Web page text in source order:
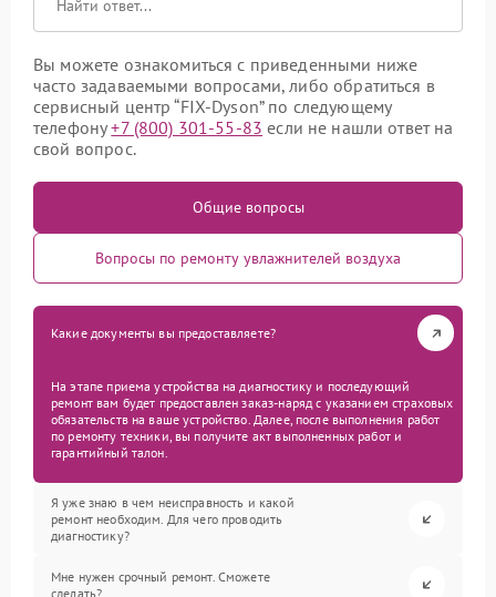
Вы можете ознакомиться с приведенными ниже
часто задаваемыми вопросами, либо обратиться в
сервисный центр “FIX-Dyson” по следующему
телефону+7 (800) 301-55-83 если не нашли ответ на
свой вопрос.
Общие вопросы
Вопросы по ремонту увлажнителей воздуха
Какие документы вы предоставляете?
На этапе приема устройства на диагностику и последующий
ремонт вам будет предоставлен заказ-наряд с указанием страховых
обязательств на ваше устройство. Далее, после выполнения работ
по ремонту техники, вы получите акт выполненных работ и
гарантийный талон.
Я уже знаю в чем неисправность и какой
ремонт необходим. Для чего проводить
диагностику?
Мне нужен срочный ремонт. Сможете
сделать?